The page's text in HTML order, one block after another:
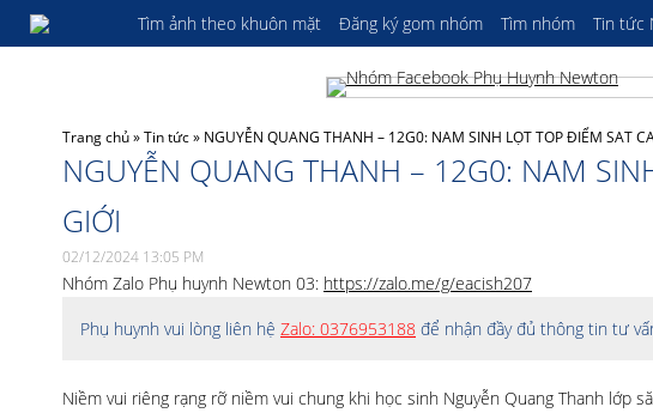
Tìm ảnh theo khuôn mặt Đăng ký gom nhóm Tìm nhóm Tin tức
Trang chủ»Tin tức» NGUYỄN QUANG THANH – 12G0: NAM SINH LỌT TOP ĐIỂM SAT
NGUYỄN QUANG THANH – 12G0: NAM
GIỚI
02/12/2024 13:05 PM
Nhóm Zalo Phụ huynh Newton 03: https://zalo.me/g/eacish207
Phụ huynh vui lòng liên hệ Zalo: 0376953188 để nhận đầy đủ thông tin tư
Niềm vui riêng rạng rỡ niềm vui chung khi học sinh Nguyễn Quang Thanh lớp